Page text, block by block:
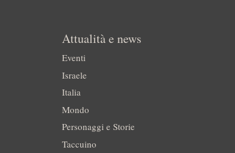
Attualità e news
Eventi
Israele
Italia
Mondo
Personaggi e Storie
Taccuino